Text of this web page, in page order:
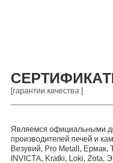
[гарантии качества ]
Являемся официальными
производителей печей и
Везувий, Pro Metall, Ермак,
INVICTA, Kratki, Loki, Zota,